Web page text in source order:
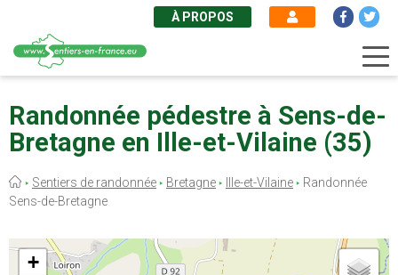
au
contenu
principal
À PROPOS
Randonnée pédestre à Sens-de-
Bretagne en Ille-et-Vilaine (35)
Fil
d'Ariane
Sentiers de randonnée Bretagne Ille-et-Vilaine
Randonnée
Sens-de-Bretagne
+